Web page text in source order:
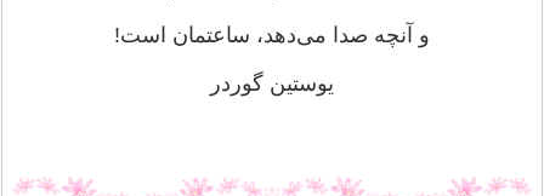
و آنچه صدا می‌دهد، ساعتمان است!
یوستین گوردر